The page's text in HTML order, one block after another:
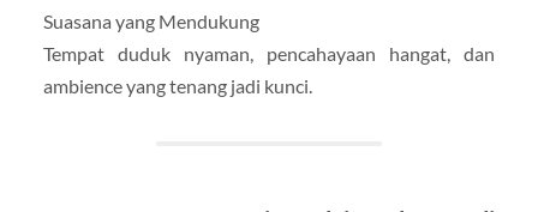
Suasana yang Mendukung
Tempat duduk nyaman, pencahayaan hangat, dan
ambience yang tenang jadi kunci.